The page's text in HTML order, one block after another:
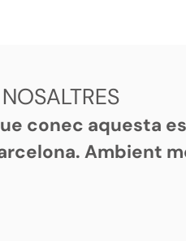
conec aquesta
Ambient